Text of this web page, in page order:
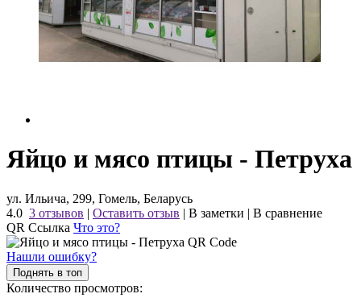
Яйцо и мясо птицы - Петруха
ул. Ильича, 299, Гомель, Беларусь
4.0 3 отзывов | Оставить отзыв | В заметки | В сравнение
QR Ссылка Что это?
Нашли ошибку?
Поднять в топ
Количество просмотров: